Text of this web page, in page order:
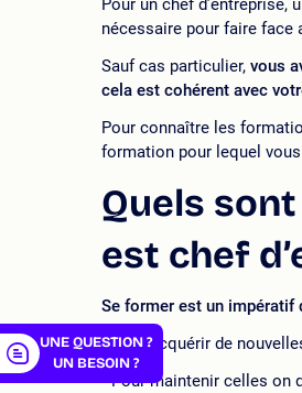
Pour un chef
nécessaire pour faire face
Sauf cas particulier, vous
cela est cohérent avec
Pour connaître les
formation pour lequel
Quels
est chef
Se former est un impératif
Pour acquérir de
Pour maintenir celles on
UNE QUESTION ?
UN BESOIN ?